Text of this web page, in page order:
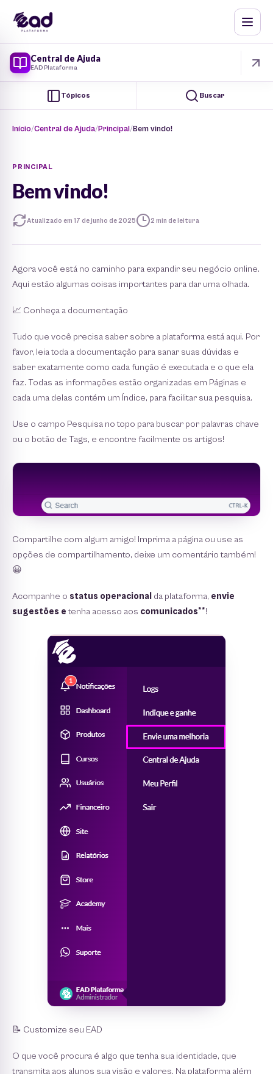
Central de Ajuda
EAD Plataforma
Tópicos Buscar
Início Central de Ajuda Principal Bem vindo!
PRINCIPAL
Bem vindo!
Atualizado em 17 de junho de 2025 2 min de leitura
Agora você está no caminho para expandir seu negócio online.
Aqui estão algumas coisas importantes para dar uma olhada.
📈 Conheça a documentação
Tudo que você precisa saber sobre a plataforma está aqui. Por
favor, leia toda a documentação para sanar suas dúvidas e
saber exatamente como cada função é executada e o que ela
faz. Todas as informações estão organizadas em Páginas e
cada uma delas contém um Índice, para facilitar sua pesquisa.
Use o campo Pesquisa no topo para buscar por palavras chave
ou o botão de Tags, e encontre facilmente os artigos!
Compartilhe com algum amigo! Imprima a página ou use as
opções de compartilhamento, deixe um comentário também!
😀
Acompanhe o status operacional da plataforma, envie
sugestões e tenha acesso aos comunicados**!
📝 Customize seu EAD
O que você procura é algo que tenha sua identidade, que
transmita aos alunos sua visão e valores. Na plataforma além